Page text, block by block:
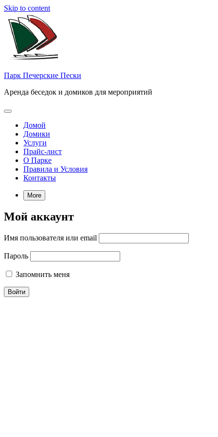
Skip to content
Парк Печерские Пески
Аренда беседок и домиков для мероприятий
Домой
Домики
Услуги
Прайс-лист
О Парке
Правила и Условия
Контакты
More
Мой аккаунт
Имя пользователя или email
Пароль
Запомнить меня